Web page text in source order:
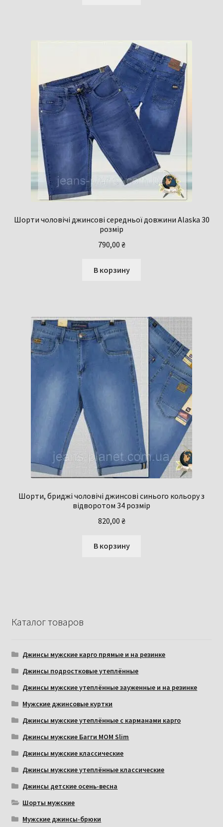
Шорти чоловічі джинсові середньої довжини Alaska 30
розмір
790,00 ₴
В корзину
Шорти, бриджі чоловічі джинсові синього кольору з
відворотом 34 розмір
820,00 ₴
В корзину
Каталог товаров
Джинсы мужские карго прямые и на резинке
Джинсы подростковые утеплённые
Джинсы мужские утеплённые зауженные и на резинке
Мужские джинсовые куртки
Джинсы мужские утеплённые с карманами карго
Джинсы мужские Багги МОМ Slim
Джинсы мужские классические
Джинсы мужские утеплённые классические
Джинсы детские осень-весна
Шорты мужские
Мужские джинсы-брюки